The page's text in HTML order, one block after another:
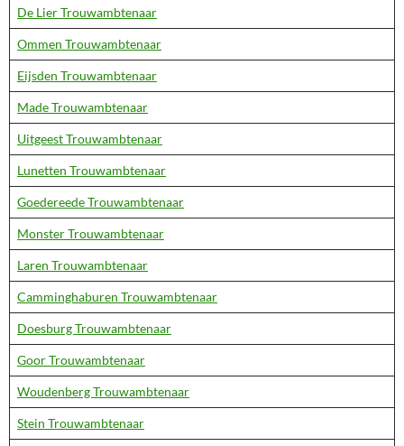
De Lier Trouwambtenaar
Ommen Trouwambtenaar
Eijsden Trouwambtenaar
Made Trouwambtenaar
Uitgeest Trouwambtenaar
Lunetten Trouwambtenaar
Goedereede Trouwambtenaar
Monster Trouwambtenaar
Laren Trouwambtenaar
Camminghaburen Trouwambtenaar
Doesburg Trouwambtenaar
Goor Trouwambtenaar
Woudenberg Trouwambtenaar
Stein Trouwambtenaar